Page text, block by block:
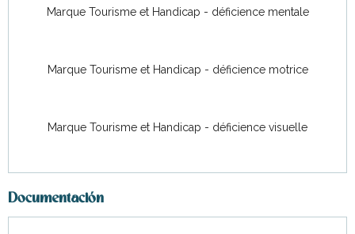
Marque Tourisme et Handicap - déficience mentale
Marque Tourisme et Handicap - déficience motrice
Marque Tourisme et Handicap - déficience visuelle
Documentación